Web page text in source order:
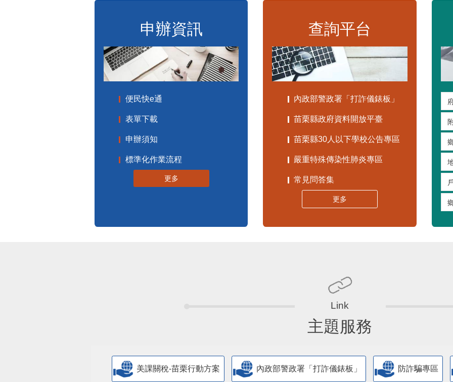
申辦資訊
便民快e通
表單下載
申辦須知
標準化作業流程
更多
查詢平台
內政部警政署「打詐儀錶板」
苗栗縣政府資料開放平臺
苗栗縣30人以下學校公告專區
嚴重特殊傳染性肺炎專區
常見問答集
更多
主題服務
美課關稅-苗栗行動方案 內政部警政署「打詐儀錶板」 防詐騙專區